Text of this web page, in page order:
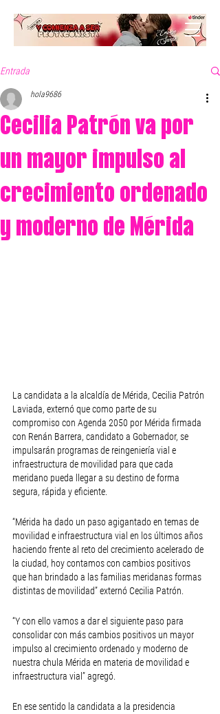
Entrada
Cecilia Patrón va por
un mayor impulso al
crecimiento ordenado
y moderno de Mérida
hola9686
La candidata a la alcaldía de Mérida, Cecilia Patrón
Laviada, externó que como parte de su
compromiso con Agenda 2050 por Mérida firmada
con Renán Barrera, candidato a Gobernador, se
impulsarán programas de reingeniería vial e
infraestructura de movilidad para que cada
meridano pueda llegar a su destino de forma
segura, rápida y eficiente.
“Mérida ha dado un paso agigantado en temas de
movilidad e infraestructura vial en los últimos años
haciendo frente al reto del crecimiento acelerado de
la ciudad, hoy contamos con cambios positivos
que han brindado a las familias meridanas formas
distintas de movilidad” externó Cecilia Patrón.
“Y con ello vamos a dar el siguiente paso para
consolidar con más cambios positivos un mayor
impulso al crecimiento ordenado y moderno de
nuestra chula Mérida en materia de movilidad e
infraestructura vial” agregó.
En ese sentido la candidata a la presidencia